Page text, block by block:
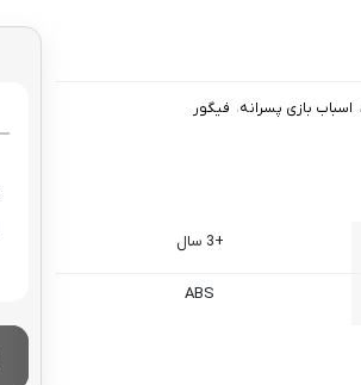
اسباب بازی پسرانه فیگور
+3 سال
ABS